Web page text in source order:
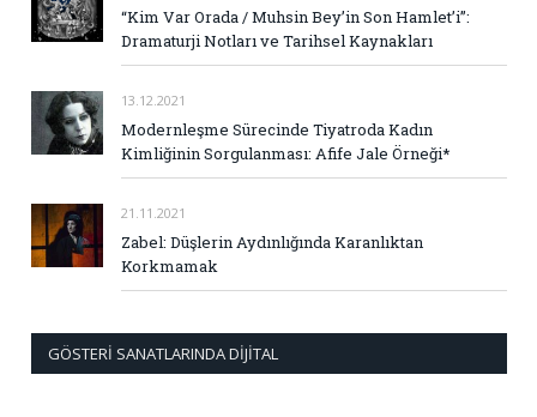
“Kim Var Orada / Muhsin Bey’in Son Hamlet’i”:
Dramaturji Notları ve Tarihsel Kaynakları
13.12.2021
Modernleşme Sürecinde Tiyatroda Kadın
Kimliğinin Sorgulanması: Afife Jale Örneği*
21.11.2021
Zabel: Düşlerin Aydınlığında Karanlıktan
Korkmamak
GÖSTERI SANATLARINDA DIJITAL